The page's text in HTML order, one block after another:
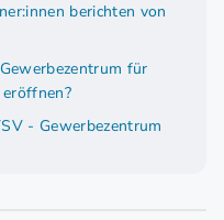
berichten von
für
- Gewerbezentrum